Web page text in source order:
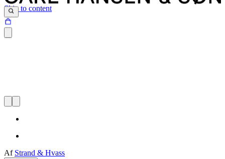
Skip to content
Af Strand & Hvass